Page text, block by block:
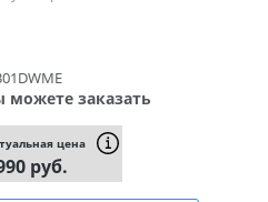
можете заказать
цена
руб.